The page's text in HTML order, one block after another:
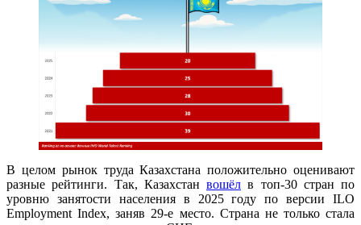
В целом рынок труда Казахстана положительно оценивают
разные рейтинги. Так, Казахстан вошёл в топ-30 стран по
уровню занятости населения в 2025 году по версии ILO
Employment Index, заняв 29-е место. Страна не только стала